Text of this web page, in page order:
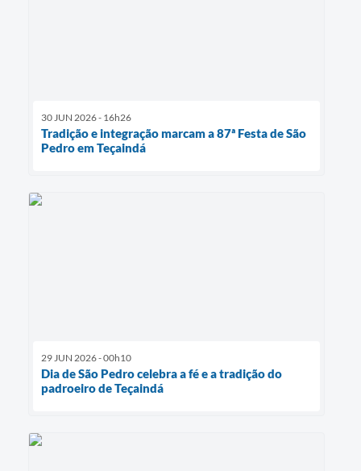
30 JUN 2026 - 16h26
Tradição e integração marcam a 87ª Festa de São
Pedro em Teçaindá
29 JUN 2026 - 00h10
Dia de São Pedro celebra a fé e a tradição do
padroeiro de Teçaindá